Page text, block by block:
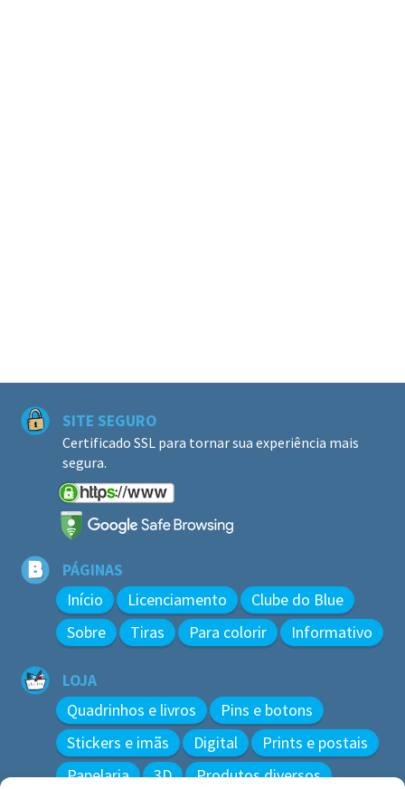
SITE SEGURO
Certificado SSL para tornar sua experiência mais
segura.
PÁGINAS
Início Licenciamento
Clube do Blue
Sobre
Tiras Para colorir Informativo
LOJA
Quadrinhos e livros
Pins e botons
Stickers e imãs
Digital
Prints e postais
Papelaria
3D Produtos diversos